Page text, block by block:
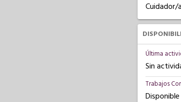
Cuidador/
Última
Sin
Trabajos
Disponible